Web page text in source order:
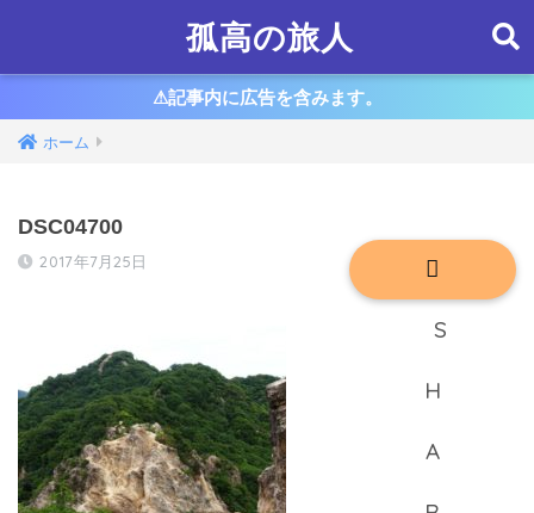
孤高の旅人
⚠︎記事内に広告を含みます。
ホーム
DSC04700
2017年7月25日